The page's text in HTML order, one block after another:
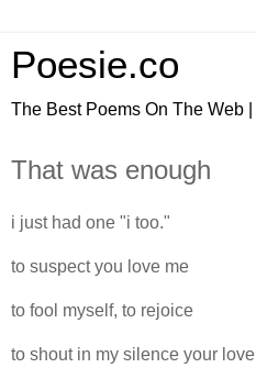
Poesie.co
The Best Poems On The Web |
That was enough
i just had one "i too."
to suspect you love me
to fool myself, to rejoice
to shout in my silence your love